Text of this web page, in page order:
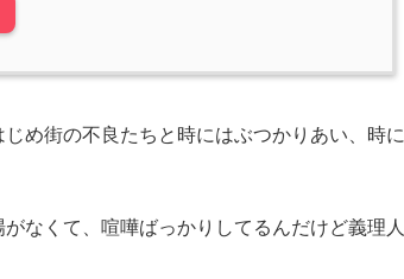
め街の不良たちと時にはぶつかりあい、時に
なくて、喧嘩ばっかりしてるんだけど義理人